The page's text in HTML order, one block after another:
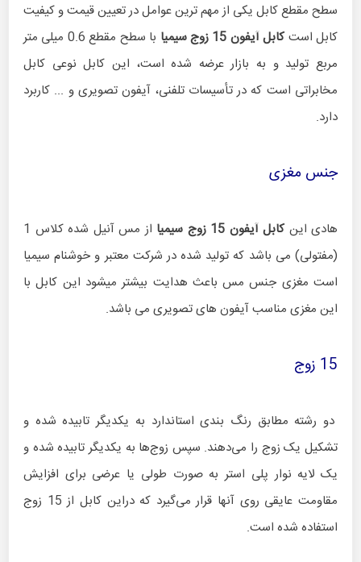
سطح مقطع کابل یکی از مهم ترین عوامل در تعیین قیمت و کیفیت
کابل استکابل آیفون 15 زوج سیمیا با
سطح مقطع 0.6 میلی متر
مربع تولید و به بازار عرضه شده است، این کابل نوعی کابل
مخابراتی است که در تأسیسات تلفنی، آیفون تصویری و ... کاربرد
دارد.
جنس مغزی
هادی اینکابل آیفون 15 زوج سیمیا
از مس آنیل شده کلاس 1
(مفتولی) می باشد که تولید شده در شرکت معتبر و خوشنام سیمیا
است مغزی جنس مس باعث هدایت بیشتر میشود این کابل با
این مغزی مناسب آیفون های تصویری می باشد.
15 زوج
دو رشته مطابق رنگ بندی استاندارد به یکدیگر تابیده شده و
تشکیل یک زوج را می‌دهند. سپس زوج‌ها به یکدیگر تابیده شده و
یک لایه نوار پلی استر به صورت طولی یا عرضی برای افزایش
مقاومت عایقی روی آنها قرار می‌گیرد که دراین کابل از 15 زوج
استفاده شده است.